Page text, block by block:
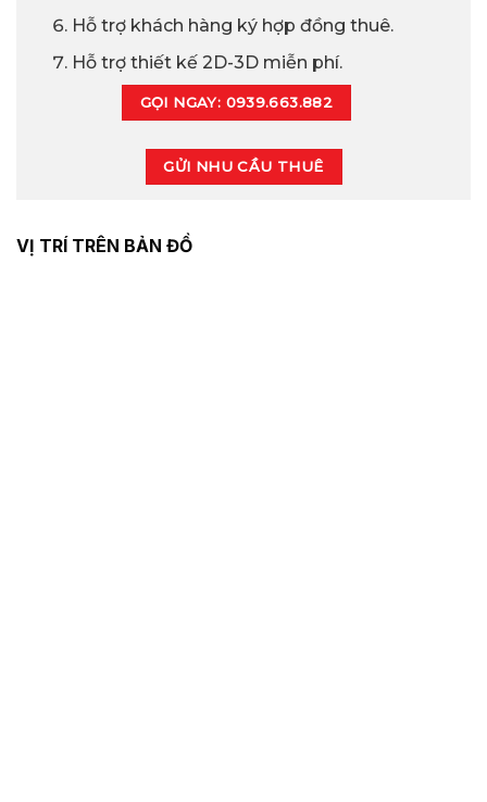
Hỗ trợ khách hàng ký hợp đồng thuê.
Hỗ trợ thiết kế 2D-3D miễn phí.
GỌI NGAY: 0939.663.882
GỬI NHU CẦU THUÊ
VỊ TRÍ TRÊN BẢN ĐỒ